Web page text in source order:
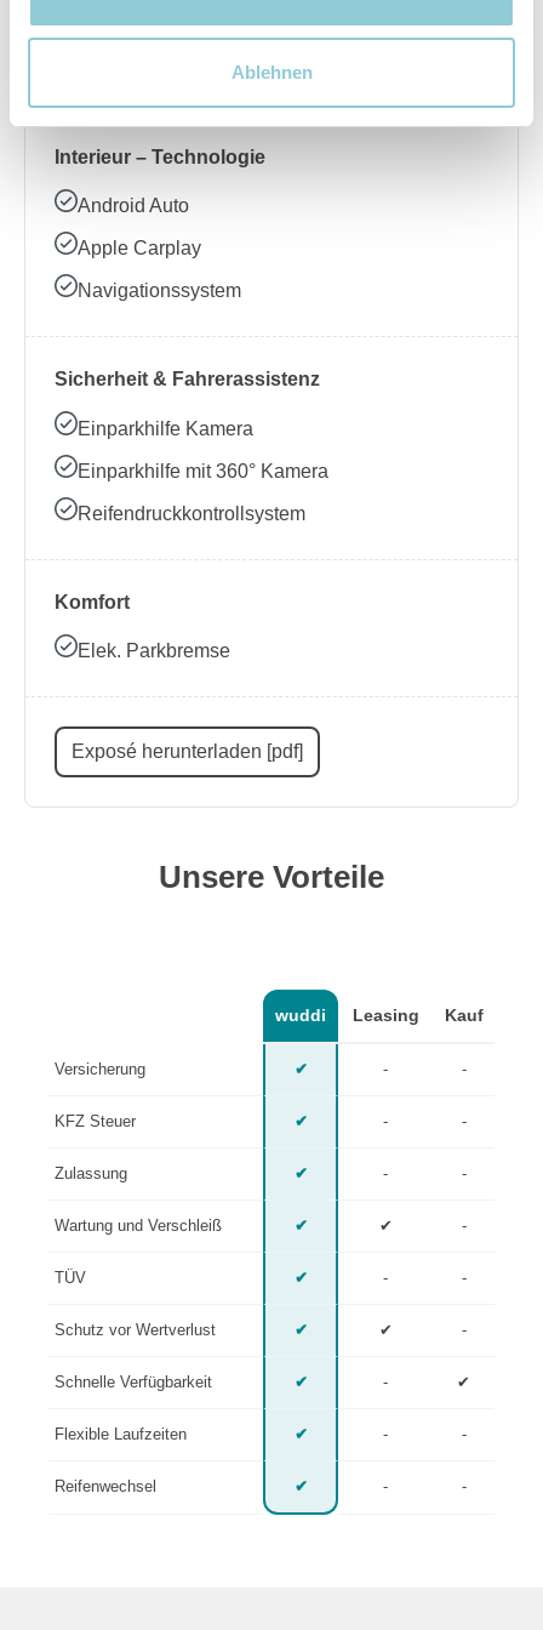
Ablehnen
Beheizbares Lenkrad
Interieur – Technologie
Android Auto
Apple Carplay
Navigationssystem
Sicherheit & Fahrerassistenz
Einparkhilfe Kamera
Einparkhilfe mit 360° Kamera
Reifendruckkontrollsystem
Komfort
Elek. Parkbremse
Exposé herunterladen [pdf]
Unsere Vorteile
wuddi Leasing Kauf
Versicherung ✔ - -
KFZ Steuer ✔ - -
Zulassung ✔ - -
Wartung und Verschleiß ✔ ✔ -
TÜV ✔ - -
Schutz vor Wertverlust ✔ ✔ -
Schnelle Verfügbarkeit ✔ - ✔
Flexible Laufzeiten ✔ - -
Reifenwechsel ✔ - -